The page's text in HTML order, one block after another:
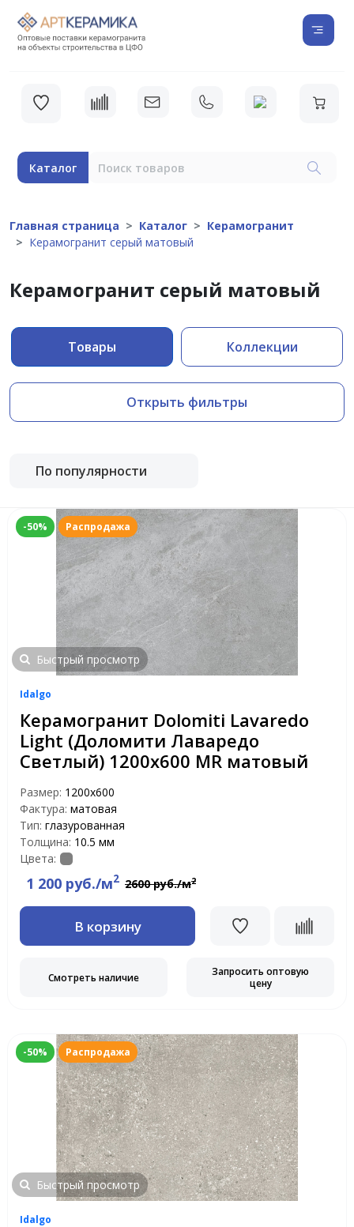
Каталог
Главная страница Каталог
Керамогранит
Керамогранит серый матовый
Керамогранит серый матовый
Товары Коллекции
Открыть фильтры
По популярности
-50% Распродажа
Быстрый просмотр
Idalgo
Керамогранит Dolomiti Lavaredo
Light (Доломити Лаваредо
Светлый) 1200х600 MR матовый
Размер: 1200х600
Фактура: матовая
Тип: глазурованная
Толщина: 10.5 мм
Цвета:
1 200 руб./м2 2600 руб./м2
В корзину
Смотреть наличие
Запросить оптовую
цену
-50% Распродажа
Быстрый просмотр
Idalgo